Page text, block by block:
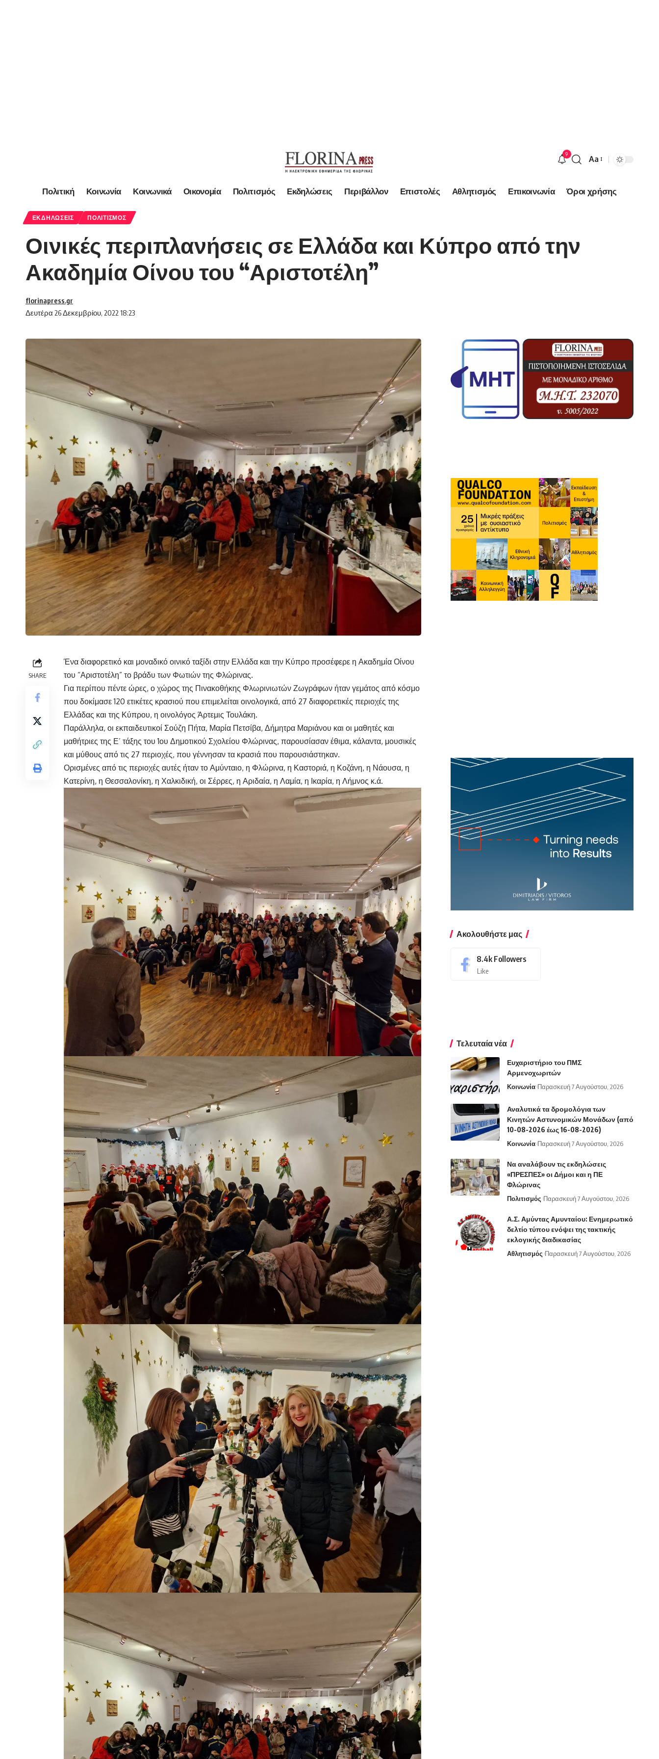
9
Font
Aa
Πολιτική Κοινωνία Κοινωνικά Οικονομία Πολιτισμός Εκδηλώσεις Περιβάλλον Επιστολές Αθλητισμός Επικοινωνία Όροι χρήσης
ΕΚΔΗΛΏΣΕΙΣ ΠΟΛΙΤΙΣΜΌΣ
Οινικές περιπλανήσεις σε Ελλάδα και Κύπρο από την
Ακαδημία Οίνου του “Αριστοτέλη”
Δευτέρα 26 Δεκεμβρίου, 2022 18:23
florinapress.gr
SHARE
Ένα διαφορετικό και μοναδικό οινικό ταξίδι στην Ελλάδα και την Κύπρο προσέφερε η Ακαδημία Οίνου
του “Αριστοτέλη” το βράδυ των Φωτιών της Φλώρινας.
Για περίπου πέντε ώρες, ο χώρος της Πινακοθήκης Φλωρινιωτών Ζωγράφων ήταν γεμάτος από κόσμο
που δοκίμασε 120 ετικέτες κρασιού που επιμελείται οινολογικά, από 27 διαφορετικές περιοχές της
Ελλάδας και της Κύπρου, η οινολόγος Άρτεμις Τουλάκη.
Παράλληλα, οι εκπαιδευτικοί Σούζη Πήτα, Μαρία Πετσίβα, Δήμητρα Μαριάνου και οι μαθητές και
μαθήτριες της Ε’ τάξης του 1ου Δημοτικού Σχολείου Φλώρινας, παρουσίασαν έθιμα, κάλαντα, μουσικές
και μύθους από τις 27 περιοχές, που γέννησαν τα κρασιά που παρουσιάστηκαν.
Ορισμένες από τις περιοχές αυτές ήταν το Αμύνταιο, η Φλώρινα, η Καστοριά, η Κοζάνη, η Νάουσα, η
Κατερίνη, η Θεσσαλονίκη, η Χαλκιδική, οι Σέρρες, η Αριδαία, η Λαμία, η Ικαρία, η Λήμνος κ.ά.
Ακολουθήστε μας
8.4k Followers
Like
Τελευταία νέα
Ευχαριστήριο του ΠΜΣ
Αρμενοχωριτών
Κοινωνία Παρασκευή 7 Αυγούστου, 2026
Αναλυτικά τα δρομολόγια των
Κινητών Αστυνομικών Μονάδων (από
10-08-2026 έως 16-08-2026)
Κοινωνία Παρασκευή 7 Αυγούστου, 2026
Να αναλάβουν τις εκδηλώσεις
«ΠΡΕΣΠΕΣ» οι Δήμοι και η ΠΕ
Φλώρινας
Πολιτισμός Παρασκευή 7 Αυγούστου, 2026
Α.Σ. Αμύντας Αμυνταίου: Ενημερωτικό
δελτίο τύπου ενόψει της τακτικής
εκλογικής διαδικασίας
Αθλητισμός Παρασκευή 7 Αυγούστου, 2026